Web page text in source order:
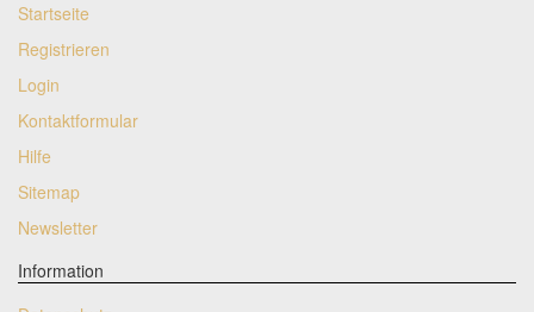
Startseite
Registrieren
Login
Kontaktformular
Hilfe
Sitemap
Newsletter
Information